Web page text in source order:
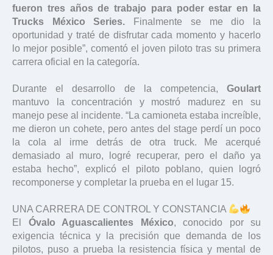
fueron tres años de trabajo para poder estar en la
Trucks México Series.
Finalmente se me dio la
oportunidad y traté de disfrutar cada momento y hacerlo
lo mejor posible”, comentó el joven piloto tras su primera
carrera oficial en la categoría.
Durante el desarrollo de la competencia, Goulart
mantuvo la concentración y mostró madurez en su
manejo pese al incidente. “La camioneta estaba increíble,
me dieron un cohete, pero antes del stage perdí un poco
la cola al irme detrás de otra truck. Me acerqué
demasiado al muro, logré recuperar, pero el daño ya
estaba hecho”, explicó el piloto poblano, quien logró
recomponerse y completar la prueba en el lugar 15.
UNA CARRERA DE CONTROL Y CONSTANCIA
El Óvalo Aguascalientes México, conocido por su
exigencia técnica y la precisión que demanda de los
pilotos, puso a prueba la resistencia física y mental de